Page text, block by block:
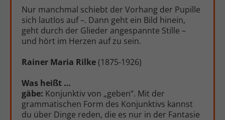
Nur manchmal schiebt der Vorhang der Pupille
sich lautlos auf –. Dann geht ein Bild hinein,
geht durch der Glieder angespannte Stille –
und hört im Herzen auf zu sein.
Rainer Maria Rilke(1875-1926)
Was heißt …
gäbe: Konjunktiv von „geben“. Mit der
grammatischen Form des Konjunktivs kannst
du über Dinge reden, die es nur in der Fantasie